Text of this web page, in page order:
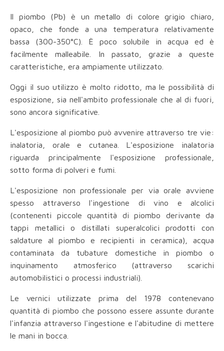
Il piombo (Pb) è un metallo di colore grigio chiaro,
opaco, che fonde a una temperatura relativamente
bassa (300-350°C). È poco solubile in acqua ed è
facilmente malleabile. In passato, grazie a queste
caratteristiche, era ampiamente utilizzato.
Oggi il suo utilizzo è molto ridotto, ma le possibilità di
esposizione, sia nell'ambito professionale che al di fuori,
sono ancora significative.
L'esposizione al piombo può avvenire attraverso tre vie:
inalatoria, orale e cutanea. L'esposizione inalatoria
riguarda principalmente l'esposizione professionale,
sotto forma di polveri e fumi.
L'esposizione non professionale per via orale avviene
spesso attraverso l'ingestione di vino e alcolici
(contenenti piccole quantità di piombo derivante da
tappi metallici o distillati superalcolici prodotti con
saldature al piombo e recipienti in ceramica), acqua
contaminata da tubature domestiche in piombo o
inquinamento atmosferico (attraverso scarichi
automobilistici o processi industriali).
Le vernici utilizzate prima del 1978 contenevano
quantità di piombo che possono essere assunte durante
l'infanzia attraverso l'ingestione e l'abitudine di mettere
le mani in bocca.